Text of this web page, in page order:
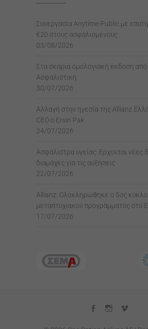
Συνεργασία Anytime-Public με
€20 στους ασφαλισμένους
03/08/2026
Στα σκαριά ομολογιακή έκδοση από
Ασφαλιστική
30/07/2026
Αλλαγή στην ηγεσία της Allianz
CEO ο Ersin Pak
24/07/2026
Ασφάλιστρα υγείας: Ερχονται νέες
διαμάχες για τις αυξήσεις
22/07/2026
Allianz: Ολοκληρώθηκε ο 5ος
μεταπτυχιακού προγράμματος στο
17/07/2026
facebookinstagram
vimeo